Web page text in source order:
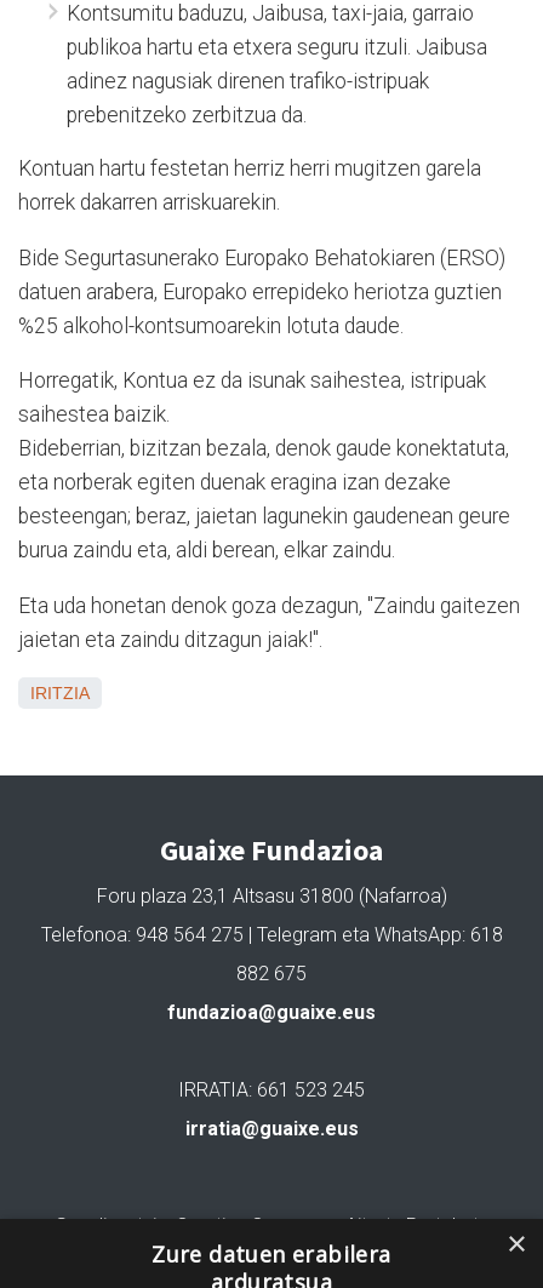
Kontsumitu baduzu, Jaibusa, taxi-jaia, garraio
publikoa hartu eta etxera seguru itzuli. Jaibusa
adinez nagusiak direnen trafiko-istripuak
prebenitzeko zerbitzua da.
Kontuan hartu festetan herriz herri mugitzen garela
horrek dakarren arriskuarekin.
Bide Segurtasunerako Europako Behatokiaren (ERSO)
datuen arabera, Europako errepideko heriotza guztien
%25 alkohol-kontsumoarekin lotuta daude.
Horregatik, Kontua ez da isunak saihestea, istripuak
saihestea baizik.
Bideberrian, bizitzan bezala, denok gaude konektatuta,
eta norberak egiten duenak eragina izan dezake
besteengan; beraz, jaietan lagunekin gaudenean geure
burua zaindu eta, aldi berean, elkar zaindu.
Eta uda honetan denok goza dezagun, "Zaindu gaitezen
jaietan eta zaindu ditzagun jaiak!".
IRITZIA
Guaixe Fundazioa
Foru plaza 23,1 Altsasu 31800 (Nafarroa)
Telefonoa: 948 564 275 | Telegram eta WhatsApp: 618
882 675
fundazioa@guaixe.eus
IRRATIA: 661 523 245
irratia@guaixe.eus
Gure lizentzia: Creative Commons Aitortu Partekatu
Codesyntaxek garatua
×
Zure datuen erabilera
arduratsua